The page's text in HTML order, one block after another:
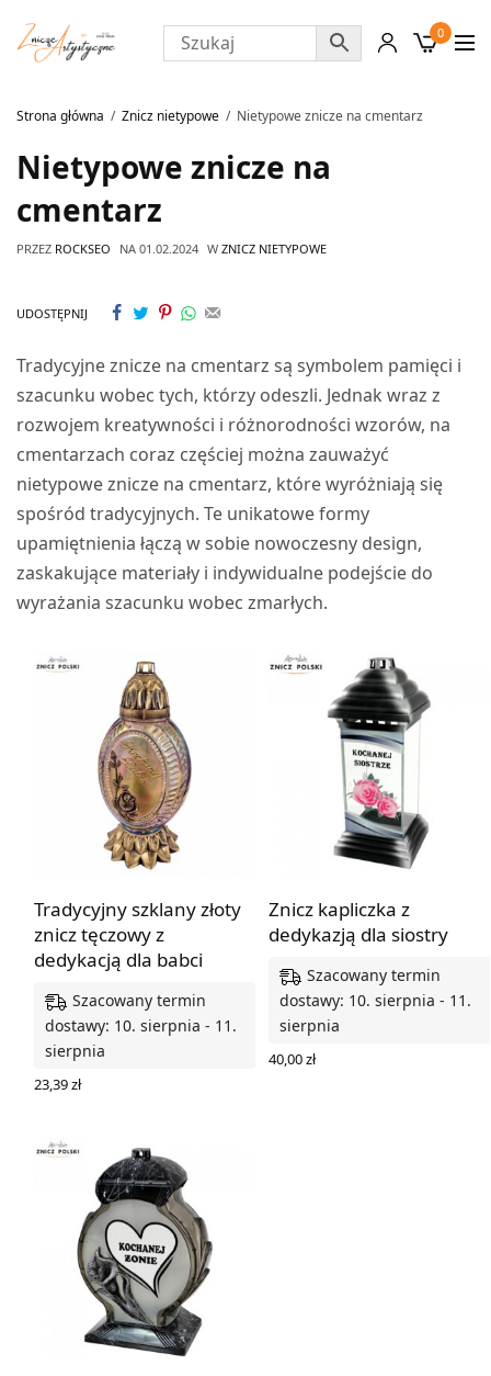
0
Strona główna Znicz nietypowe Nietypowe znicze na cmentarz
Nietypowe znicze na
cmentarz
PRZEZ ROCKSEO NA 01.02.2024 W ZNICZ NIETYPOWE
UDOSTĘPNIJ
Tradycyjne znicze na cmentarz są symbolem pamięci i
szacunku wobec tych, którzy odeszli. Jednak wraz z
rozwojem kreatywności i różnorodności wzorów, na
cmentarzach coraz częściej można zauważyć
nietypowe znicze na cmentarz, które wyróżniają się
spośród tradycyjnych. Te unikatowe formy
upamiętnienia łączą w sobie nowoczesny design,
zaskakujące materiały i indywidualne podejście do
wyrażania szacunku wobec zmarłych.
Tradycyjny szklany złoty
znicz tęczowy z
dedykacją dla babci
Szacowany termin
dostawy: 10. sierpnia - 11.
sierpnia
23,39zł
Znicz kapliczka z
dedykazją dla siostry
Szacowany termin
dostawy: 10. sierpnia - 11.
sierpnia
40,00zł